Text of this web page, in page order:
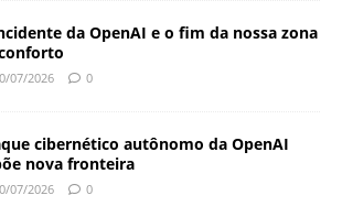
da OpenAI e o fim da nossa zona
07/2026 0
cibernético autônomo da OpenAI
nova fronteira
07/2026 0